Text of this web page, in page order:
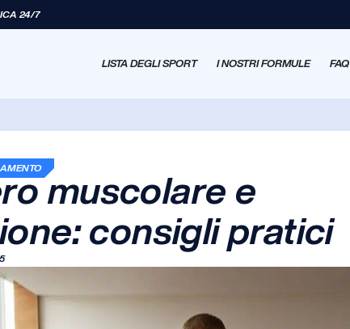
24/7
LISTA DEGLI SPORT I NOSTRI FORMULE FAQ
muscolare e
consigli pratici